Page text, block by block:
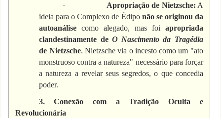
· Apropriação de Nietzsche: A
ideia para o Complexo de Édipo não se originou da
autoanálise como alegado, mas foi apropriada
clandestinamente de O Nascimento da Tragédia
de Nietzsche. Nietzsche via o incesto como um "ato
monstruoso contra a natureza" necessário para forçar
a natureza a revelar seus segredos, o que concedia
poder.
3. Conexão com a Tradição Oculta e
Revolucionária